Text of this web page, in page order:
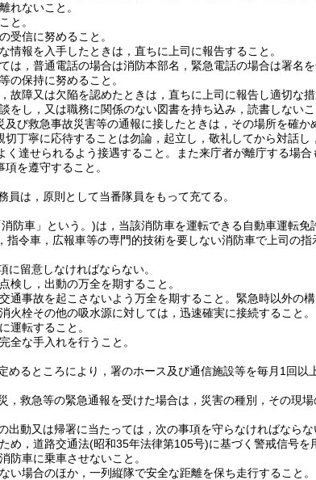
れないこと。
と。
受信に努めること。
情報を入手したときは，直ちに上司に報告すること。
は，普通電話の場合は消防本部名，緊急電話の場合は署名
の保持に努めること。
故障又は欠陥を認めたときは，直ちに上司に報告し適切な措
をし，又は職務に関係のない図書を持ち込み，読書しないこ
及び救急事故災害等の通報に接したときは，その場所を確か
切丁寧に応待することは勿論，起立し，敬礼してから対話
達せられるよう接遇すること。
また来庁者が離庁する場
を遵守すること。
員は，原則として当番隊員をもって充てる。
防車」という。)は，当該消防車を運転できる自動車運転
指令車，広報車等の専門的技術を要しない消防車で上司の指
に留意しなければならない。
検し，出動の万全を期すること。
通事故を起こさないよう万全を期すること。 緊急時以外の
火栓その他の吸水源に対しては，迅速確実に接続すること。
運転すること。
全な手入れを行うこと。
めるところにより，署のホース及び通信施設等を毎月1回以
，救急等の緊急通報を受けた場合は，災害の種別，その現
出動又は帰署に当たっては，次の事項を守らなければならな
め，道路交通法(昭和35年法律第105号)に基づく警戒信号を
防車に乗車させないこと。
い場合のほか，一列縦隊で安全な距離を保ち走行すること。